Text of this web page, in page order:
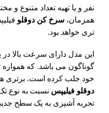
نفر و یا تهیه تعداد متنوع و
همزمان، سرخ‌ کن دوقلو
تری خواهد بود.
این مدل دارای سرعت بالا
گوناگون می باشد. که
خود جلب کرده است. برتری
دوقلو فیلیپس نسبت به نوع
تجربه آشپزی به یک سطح جدید